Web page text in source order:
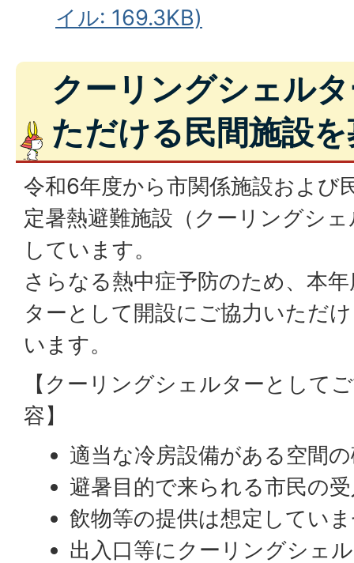
イル: 169.3KB)
クーリングシェル
ただける民間施設
令和6年度から市関係施設および
定暑熱避難施設（クーリングシ
しています。
さらなる熱中症予防のため、本
ターとして開設にご協力いただ
います。
【クーリングシェルターとして
容】
適当な冷房設備がある空間
避暑目的で来られる市民の
飲物等の提供は想定してい
出入口等にクーリングシェ